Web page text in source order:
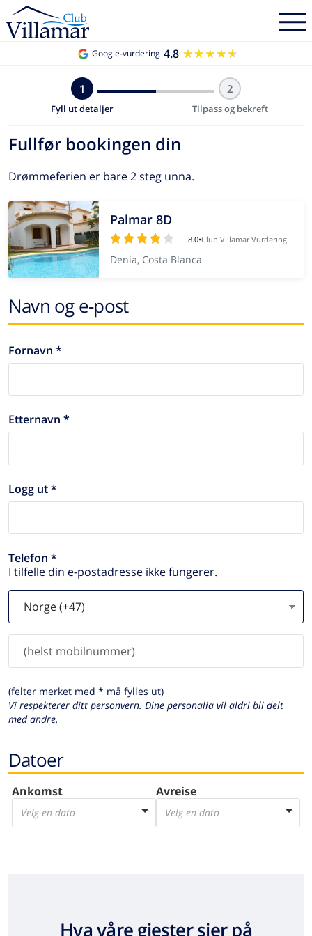
Google-vurdering 4.8 ★★★★★
★★★★★
1
Fyll ut detaljer
2
Tilpass og bekreft
Fullfør bookingen din
Drømmeferien er bare 2 steg unna.
Palmar 8D
8.0•Club Villamar Vurdering
Denia, Costa Blanca
Navn og e-post
Fornavn *
Etternavn *
Logg ut *
Telefon *
I tilfelle din e-postadresse ikke fungerer.
(felter merket med * må fylles ut)
Vi respekterer ditt personvern. Dine personalia vil aldri bli delt
med andre.
Datoer
Ankomst
Velg en dato
Avreise
Velg en dato
Hva våre gjester sier på